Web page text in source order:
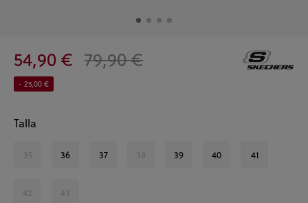
54,90 € 79,90 €
- 25,00 €
Talla
35 36 37 38 39 40 41
42 43